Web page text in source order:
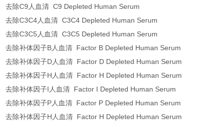
去除C9人血清 C9 Depleted Human Serum
去除C3C4人血清 C3C4 Depleted Human Serum
去除C3C5人血清 C3C5 Depleted Human Serum
去除补体因子B人血清 Factor B Depleted Human Serum
去除补体因子D人血清 Factor D Depleted Human Serum
去除补体因子H人血清 Factor H Depleted Human Serum
去除补体因子I人血清 Factor I Depleted Human Serum
去除补体因子P人血清 Factor P Depleted Human Serum
去除补体因子H人血清 Factor H Depleted Human Serum